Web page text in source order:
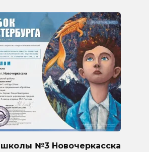
№3 Новочеркасска